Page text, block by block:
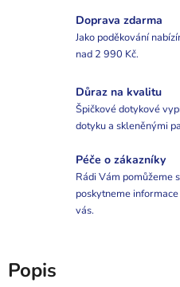
Doprava zdarma
Jako poděkování
nad 2 990 Kč.
Důraz na kvalitu
Špičkové dotykové
dotyku a skleněnými
Péče o zákazníky
Rádi Vám pomůžeme
poskytneme
vás.
Popis